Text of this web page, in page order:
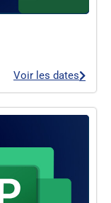
Voir les dates